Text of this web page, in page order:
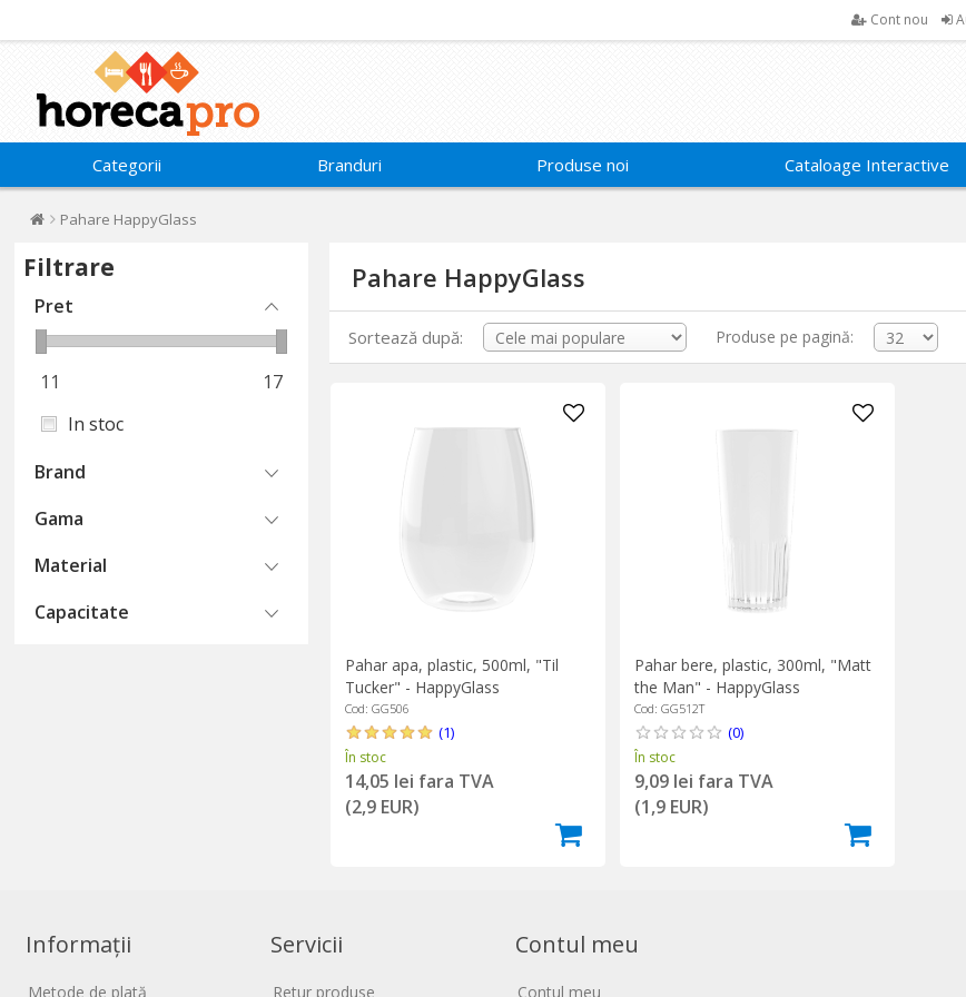
Cont nou
Categorii Branduri Produse noi Cataloage Interactive
Pahare HappyGlass
Filtrare
Pret
11
17
In stoc
Brand
Gama
Material
Capacitate
Pahare HappyGlass
Sortează după: Produse pe pagină:
Pahar apa, plastic, 500ml, "Til
Tucker" - HappyGlass
Cod: GG506
(1)
În stoc
14,05 lei fara TVA
(2,9 EUR)
Pahar bere, plastic, 300ml, "Matt
the Man" - HappyGlass
Cod: GG512T
(0)
În stoc
9,09 lei fara TVA
(1,9 EUR)
Informații
Metode de plată
Servicii
Retur produse
Contul meu
Contul meu